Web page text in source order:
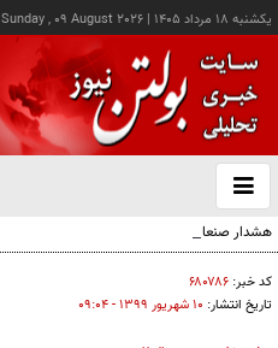
يکشنبه ۱۸ مرداد ۱۴۰۵ |
Sunday , 09 August 2026
باز
و
هشدار صنعا به عربستان: وقت تلف نکنید
کد خبر: ۶۸۰۷۸۶
تاریخ انتشار: ۱۰ شهريور ۱۳۹۹ - ۰۹:۰۴